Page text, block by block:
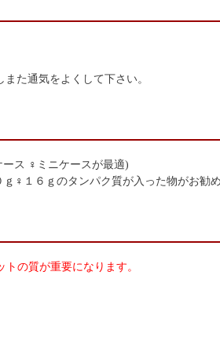
た通気をよくして下さい。
ス ♀ミニケースが最適)
♀１６ｇのタンパク質が入った物がお勧
の質が重要になります。